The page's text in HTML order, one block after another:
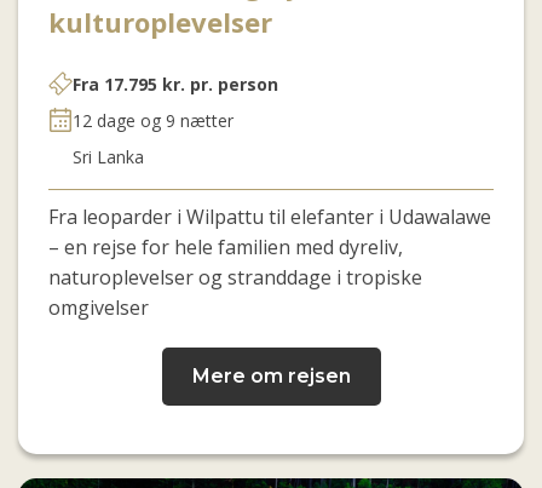
kulturoplevelser
Fra 17.795 kr. pr. person
12 dage og 9 nætter
Sri Lanka
Fra leoparder i Wilpattu til elefanter i Udawalawe
– en rejse for hele familien med dyreliv,
naturoplevelser og stranddage i tropiske
omgivelser
Mere om rejsen